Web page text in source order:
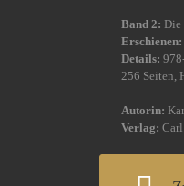
Band 2: Die
Erschienen:
Details:
256 Seiten,
Autorin:
Verlag: